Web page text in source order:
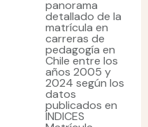
panorama
detallado de la
matrícula en
carreras de
pedagogía en
Chile entre los
años 2005 y
2024 según los
datos
publicados en
ÍNDICES